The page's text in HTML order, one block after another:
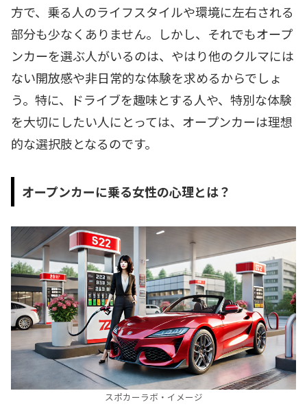
方で、乗る人のライフスタイルや環境に左右される
部分も少なくありません。しかし、それでもオープ
ンカーを選ぶ人がいるのは、やはり他のクルマには
ない開放感や非日常的な体験を求めるからでしょ
う。特に、ドライブを趣味とする人や、特別な体験
を大切にしたい人にとっては、オープンカーは理想
的な選択肢となるのです。
オープンカーに乗る女性の心理とは？
スポカーラボ・イメージ